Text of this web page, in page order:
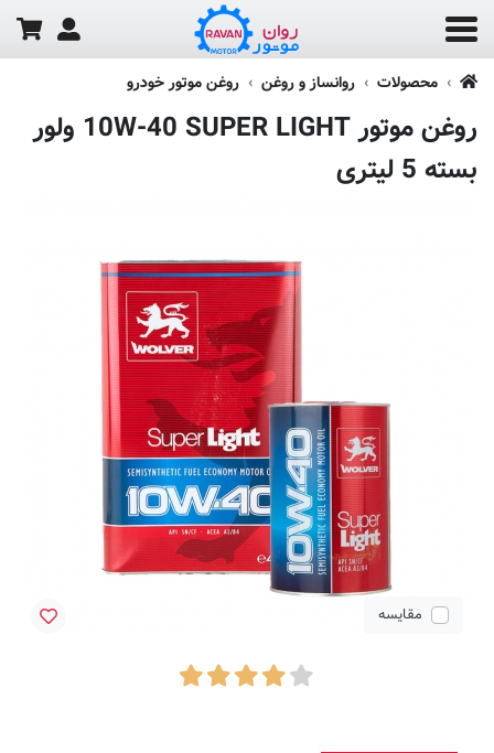
محصولات روانساز و روغن روغن موتور خودرو
روغن موتور 10W-40 SUPER LIGHT ولور
بسته 5 لیتری
مقایسه